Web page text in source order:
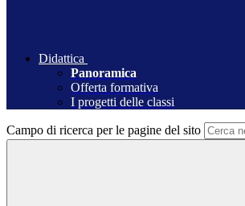
Didattica
Panoramica
Offerta formativa
I progetti delle classi
Campo di ricerca per le pagine del sito